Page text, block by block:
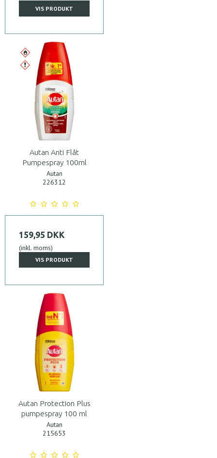
VIS PRODUKT
Autan Anti Flåt
Pumpespray 100ml
Autan
226312
159,95 DKK
(inkl. moms)
VIS PRODUKT
Autan Protection Plus
pumpespray 100 ml
Autan
215653